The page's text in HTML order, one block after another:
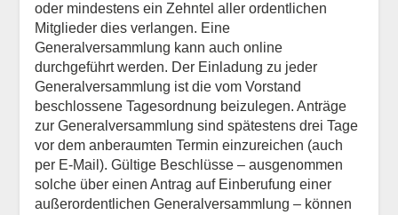
oder mindestens ein Zehntel aller ordentlichen
Mitgliederdies verlangen. Eine
Generalversammlung kann auch online
durchgeführt werden. Der Einladung zu jeder
Generalversammlung ist die vom Vorstand
beschlossene Tagesordnung beizulegen. Anträge
zur Generalversammlung sind spätestens drei Tage
vor dem anberaumten Termin einzureichen (auch
per E-Mail). Gültige Beschlüsse – ausgenommen
solche über einen Antrag auf Einberufung einer
außerordentlichen Generalversammlung – können